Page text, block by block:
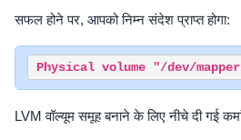
सफल होने पर, आपको निम्न संदेश प्राप्त होगा:
LVM वॉल्यूम समूह बनाने के लिए नीचे दी गई